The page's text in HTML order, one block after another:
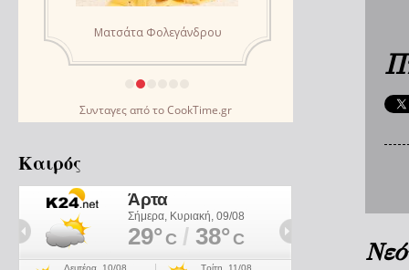
Συνταγεςαπό τοCookTime.gr
Καιρός